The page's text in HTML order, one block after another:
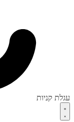
עגלת קניות